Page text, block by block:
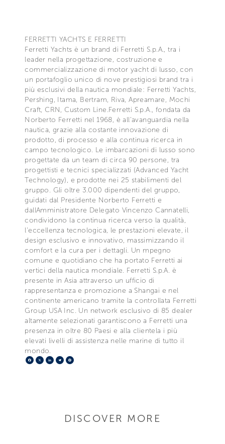
FERRETTI YACHTS E FERRETTI
Ferretti Yachts è un brand di Ferretti S.p.A., tra i
leader nella progettazione, costruzione e
commercializzazione di motor yacht di lusso, con
un portafoglio unico di nove prestigiosi brand tra i
più esclusivi della nautica mondiale: Ferretti Yachts,
Pershing, Itama, Bertram, Riva, Apreamare, Mochi
Craft, CRN, Custom Line.Ferretti S.p.A., fondata da
Norberto Ferretti nel 1968, è all'avanguardia nella
nautica, grazie alla costante innovazione di
prodotto, di processo e alla continua ricerca in
campo tecnologico. Le imbarcazioni di lusso sono
progettate da un team di circa 90 persone, tra
progettisti e tecnici specializzati (Advanced Yacht
Technology), e prodotte nei 25 stabilimenti del
gruppo. Gli oltre 3.000 dipendenti del gruppo,
guidati dal Presidente Norberto Ferretti e
dallAmministratore Delegato Vincenzo Cannatelli,
condividono la continua ricerca verso la qualità,
l'eccellenza tecnologica, le prestazioni elevate, il
design esclusivo e innovativo, massimizzando il
comfort e la cura per i dettagli. Un mpegno
comune e quotidiano che ha portato Ferretti ai
vertici della nautica mondiale. Ferretti S.p.A. è
presente in Asia attraverso un ufficio di
rappresentanza e promozione a Shangai e nel
continente americano tramite la controllata Ferretti
Group USA Inc. Un network esclusivo di 85 dealer
altamente selezionati garantiscono a Ferretti una
presenza in oltre 80 Paesi e alla clientela i più
elevati livelli di assistenza nelle marine di tutto il
mondo.
Facebook
X LinkedIn
Telegram
DISCOVER MORE